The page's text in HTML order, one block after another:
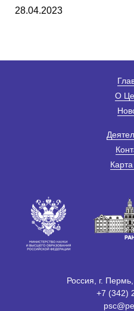
28.04.2023
О
Россия, г.
+7 (342)